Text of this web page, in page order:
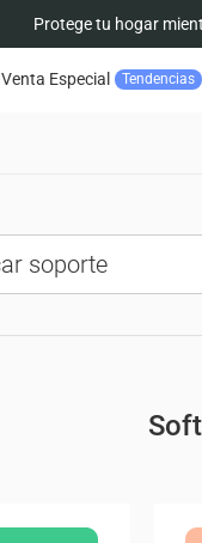
Protege tu hogar
Venta Especial Tendencias